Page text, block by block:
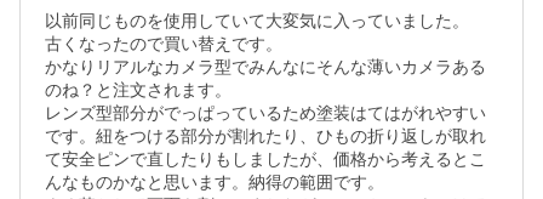
以前同じものを使用していて大変気に入っていました。
古くなったので買い替えです。
かなりリアルなカメラ型でみんなにそんな薄いカメラある
のね？と注文されます。
レンズ型部分がでっぱっているため塗装はてはがれやすい
です。紐をつける部分が割れたり、ひもの折り返しが取れ
て安全ピンで直したりもしましたが、価格から考えるとこ
んなものかなと思います。納得の範囲です。